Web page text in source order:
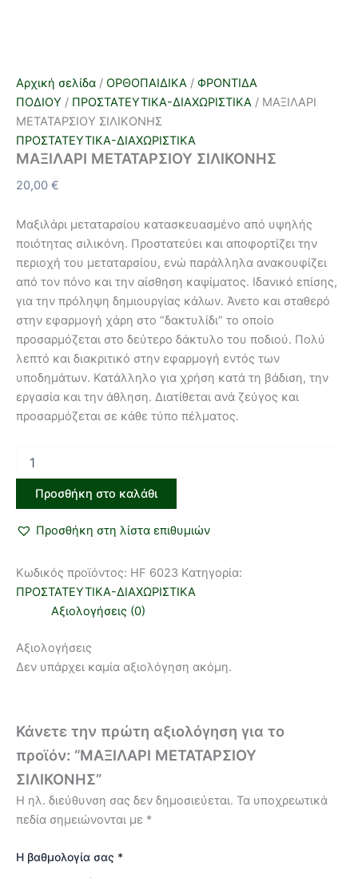
Αρχική σελίδα / ΟΡΘΟΠΑΙΔΙΚΑ / ΦΡΟΝΤΙΔΑ
ΠΟΔΙΟΥ / ΠΡΟΣΤΑΤΕΥΤΙΚΑ-ΔΙΑΧΩΡΙΣΤΙΚΑ / ΜΑΞΙΛΑΡΙ
ΜΕΤΑΤΑΡΣΙΟΥ ΣΙΛΙΚΟΝΗΣ
ΠΡΟΣΤΑΤΕΥΤΙΚΑ-ΔΙΑΧΩΡΙΣΤΙΚΑ
ΜΑΞΙΛΑΡΙ ΜΕΤΑΤΑΡΣΙΟΥ ΣΙΛΙΚΟΝΗΣ
20,00 €
Μαξιλάρι μεταταρσίου κατασκευασμένο από υψηλής
ποιότητας σιλικόνη. Προστατεύει και αποφορτίζει την
περιοχή του μεταταρσίου, ενώ παράλληλα ανακουφίζει
από τον πόνο και την αίσθηση καψίματος. Ιδανικό επίσης,
για την πρόληψη δημιουργίας κάλων. Άνετο και σταθερό
στην εφαρμογή χάρη στο “δακτυλίδι” το οποίο
προσαρμόζεται στο δεύτερο δάκτυλο του ποδιού. Πολύ
λεπτό και διακριτικό στην εφαρμογή εντός των
υποδημάτων. Κατάλληλο για χρήση κατά τη βάδιση, την
εργασία και την άθληση. Διατίθεται ανά ζεύγος και
προσαρμόζεται σε κάθε τύπο πέλματος.
Προσθήκη στο καλάθι
Προσθήκη στη λίστα επιθυμιών
Κωδικός προϊόντος: HF 6023 Κατηγορία:
ΠΡΟΣΤΑΤΕΥΤΙΚΑ-ΔΙΑΧΩΡΙΣΤΙΚΑ
Αξιολογήσεις (0)
Αξιολογήσεις
Δεν υπάρχει καμία αξιολόγηση ακόμη.
Κάνετε την πρώτη αξιολόγηση για το
προϊόν: “ΜΑΞΙΛΑΡΙ ΜΕΤΑΤΑΡΣΙΟΥ
ΣΙΛΙΚΟΝΗΣ”
Η ηλ. διεύθυνση σας δεν δημοσιεύεται. Τα υποχρεωτικά
πεδία σημειώνονται με *
Η βαθμολογία σας *